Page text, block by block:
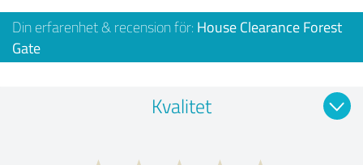
Din erfarenhet & recension för: House Clearance Forest
Gate
Kvalitet